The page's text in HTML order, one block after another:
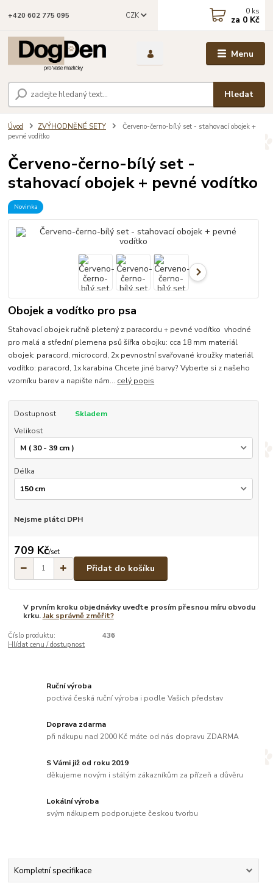
Menu
CZK
Hledat
+420 602 775 095 0 ks
za 0 Kč
Úvod ZVÝHODNĚNÉ SETY
Červeno-černo-bílý set - stahovací obojek +
pevné vodítko
Červeno-černo-bílý set -
stahovací obojek + pevné vodítko
Novinka
Obojek a vodítko pro psa
Stahovací obojek ručně pletený z paracordu + pevné vodítko vhodné
pro malá a střední plemena psů šířka obojku: cca 18 mm materiál
obojek: paracord, microcord, 2x pevnostní svařované kroužky materiál
vodítko: paracord, 1x karabina Chcete jiné barvy? Vyberte si z našeho
vzorníku barev a napište nám... celý popis
Dostupnost
Skladem
Velikost
Délka
Nejsme plátci DPH
709 Kč/set
Přidat do košíku
V prvním kroku objednávky uveďte prosím přesnou míru obvodu
krku.Jak správně změřit?
Číslo produktu:
436
Hlídat cenu / dostupnost
Ruční výroba
poctivá česká ruční výroba i podle Vašich představ
Doprava zdarma
při nákupu nad 2000 Kč máte od nás dopravu ZDARMA
S Vámi již od roku 2019
děkujeme novým i stálým zákazníkům za přízeň a důvěru
Lokální výroba
svým nákupem podporujete českou tvorbu
Kompletní specifikace